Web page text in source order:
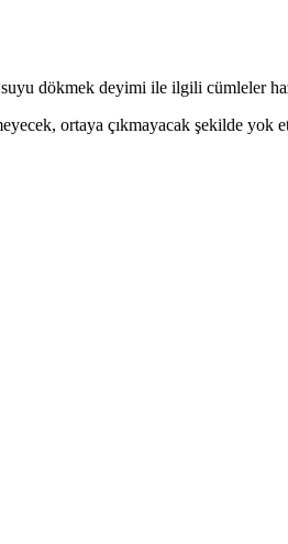
dökmek deyimi ile ilgili cümleler
ortaya çıkmayacak şekilde yok